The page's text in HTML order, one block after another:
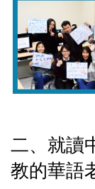
二、 就讀
教的華語